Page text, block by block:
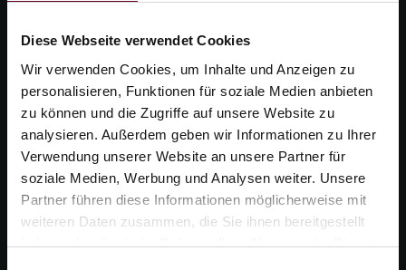
Diese Webseite verwendet Cookies
Wir verwenden Cookies, um Inhalte und Anzeigen zu
personalisieren, Funktionen für soziale Medien anbieten
zu können und die Zugriffe auf unsere Website zu
analysieren. Außerdem geben wir Informationen zu Ihrer
Verwendung unserer Website an unsere Partner für
soziale Medien, Werbung und Analysen weiter. Unsere
Partner führen diese Informationen möglicherweise mit
weiteren Daten zusammen, die Sie ihnen bereitgestellt
haben oder die sie im Rahmen Ihrer Nutzung der Dienste
FISCHER IM DORF
Ennet der Ach 4
6611 Heiterwang
Österreich